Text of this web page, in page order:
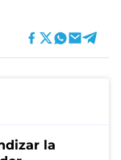
la